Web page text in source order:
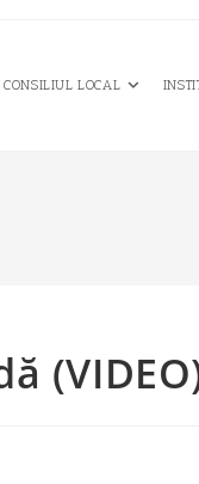
CONSILIUL LOCAL